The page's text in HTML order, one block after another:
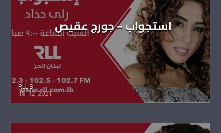
استجواب – جورج عقيص
RLL 3
18-12-2021